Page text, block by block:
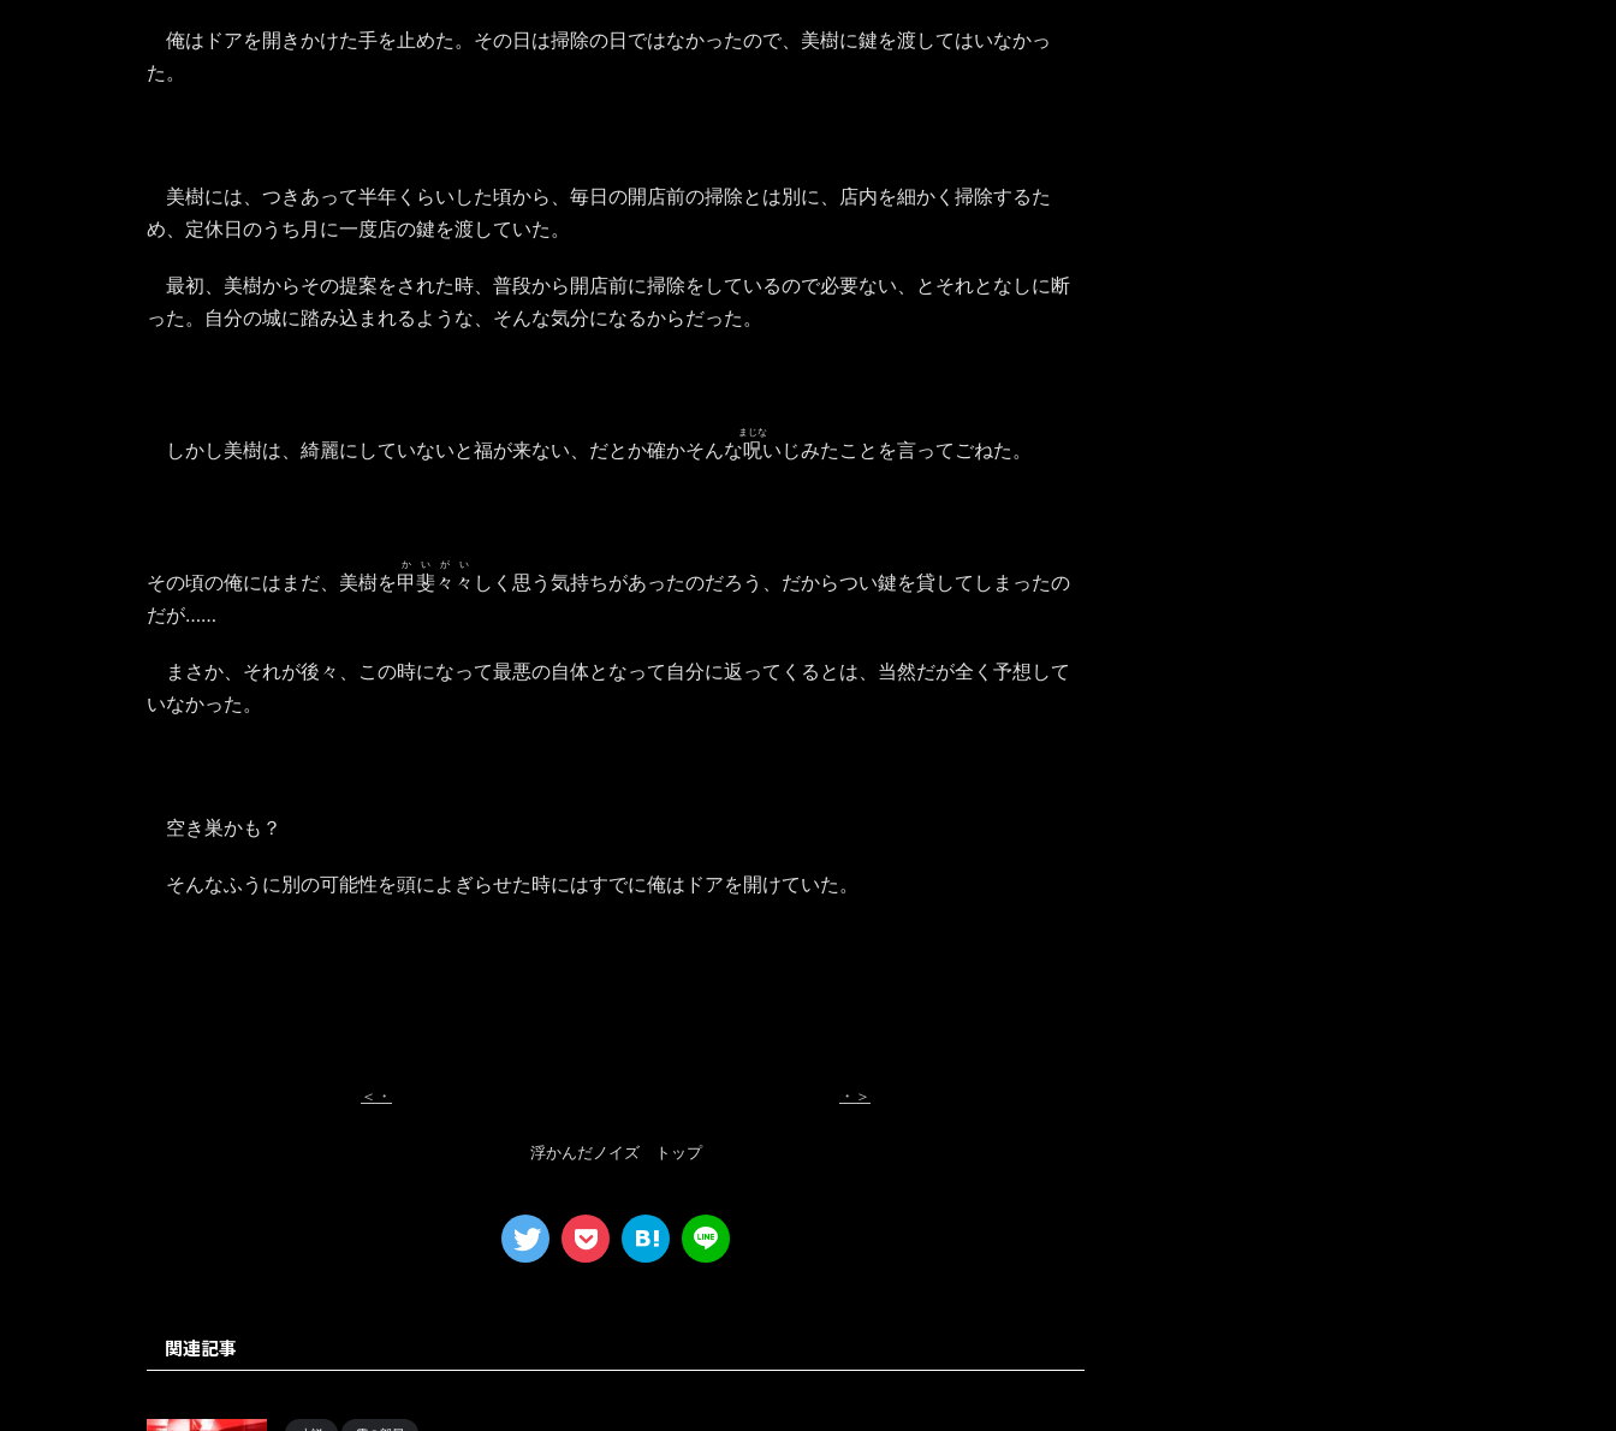
俺はドアを開きかけた手を止めた。その日は掃除の日ではなかったので、美樹に鍵を渡してはいなかっ
た。
美樹には、つきあって半年くらいした頃から、毎日の開店前の掃除とは別に、店内を細かく掃除するた
め、定休日のうち月に一度店の鍵を渡していた。
最初、美樹からその提案をされた時、普段から開店前に掃除をしているので必要ない、とそれとなしに断
った。自分の城に踏み込まれるような、そんな気分になるからだった。
しかし美樹は、綺麗にしていないと福が来ない、だとか確かそんな呪
まじな
いじみたことを言ってごねた。
その頃の俺にはまだ、美樹を甲斐々々
かいがい
しく思う気持ちがあったのだろう、だからつい鍵を貸してしまったの
だが……
まさか、それが後々、この時になって最悪の自体となって自分に返ってくるとは、当然だが全く予想して
いなかった。
空き巣かも？
そんなふうに別の可能性を頭によぎらせた時にはすでに俺はドアを開けていた。
＜・ ・＞
浮かんだノイズ トップ
関連記事